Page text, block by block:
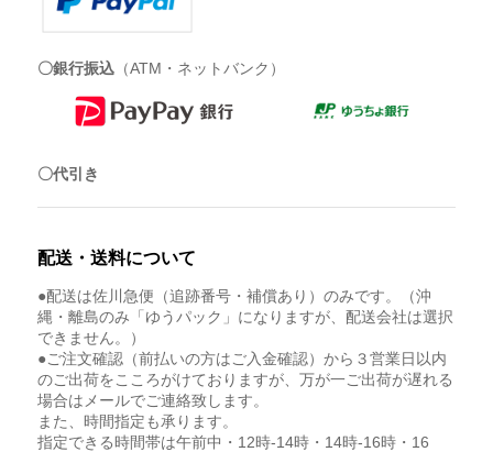
〇銀行振込 （ATM・ネットバンク）
〇代引き
配送・送料について
●配送は佐川急便（追跡番号・補償あり）のみです。（沖
縄・離島のみ「ゆうパック」になりますが、配送会社は選択
できません。）
●ご注文確認（前払いの方はご入金確認）から３営業日以内
のご出荷をこころがけておりますが、万が一ご出荷が遅れる
場合はメールでご連絡致します。
また、時間指定も承ります。
指定できる時間帯は午前中・12時-14時・14時-16時・16